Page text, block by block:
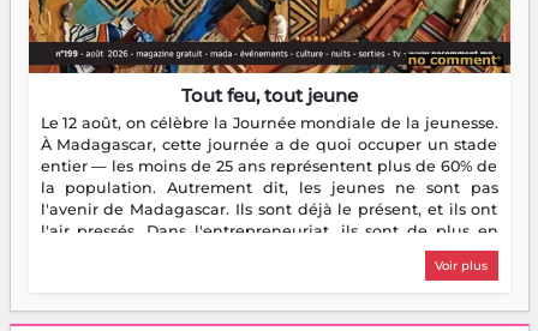
Tout feu, tout jeune
Le 12 août, on célèbre la Journée mondiale de la jeunesse.
À Madagascar, cette journée a de quoi occuper un stade
entier — les moins de 25 ans représentent plus de 60% de
la population. Autrement dit, les jeunes ne sont pas
l'avenir de Madagascar. Ils sont déjà le présent, et ils ont
l'air pressés. Dans l'entrepreneuriat, ils sont de plus en
plus nombreux à se lancer, à créer, à risquer — souvent
sans filet, souvent sans aide, mais toujours avec cette
dorment vraiment la nuit. En culture, les nouvelles sont
Voir plus